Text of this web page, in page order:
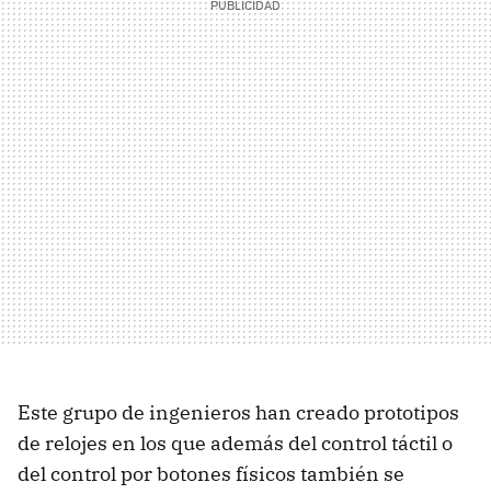
Este grupo de ingenieros han creado prototipos
de relojes en los que además del control táctil o
del control por botones físicos también se